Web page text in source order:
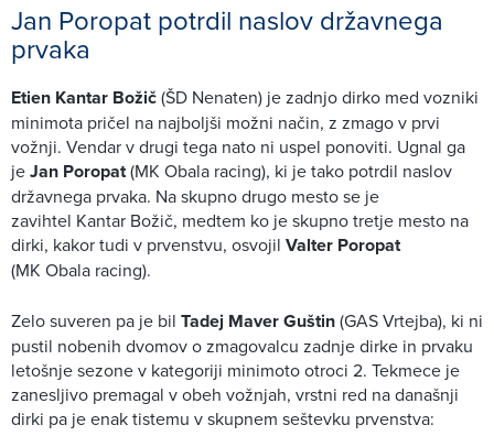
Jan Poropat potrdil naslov državnega
prvaka
Etien Kantar Božič(ŠD Nenaten) je zadnjo dirko med vozniki
minimota pričel na najboljši možni način, z zmago v prvi
vožnji. Vendar v drugi tega nato ni uspel ponoviti. Ugnal ga
jeJan Poropat(MK Obala racing), ki je tako potrdil naslov
državnega prvaka. Na skupno drugo mesto se je
zavihtel Kantar Božič, medtem ko je skupno tretje mesto na
dirki, kakor tudi v prvenstvu, osvojil Valter Poropat
(MK Obala racing).
Zelo suveren pa je bil Tadej Maver Guštin(GAS Vrtejba), ki ni
pustil nobenih dvomov o zmagovalcu zadnje dirke in prvaku
letošnje sezone v kategoriji minimoto otroci 2. Tekmece je
zanesljivo premagal v obeh vožnjah, vrstni red na današnji
dirki pa je enak tistemu v skupnem seštevku prvenstva: